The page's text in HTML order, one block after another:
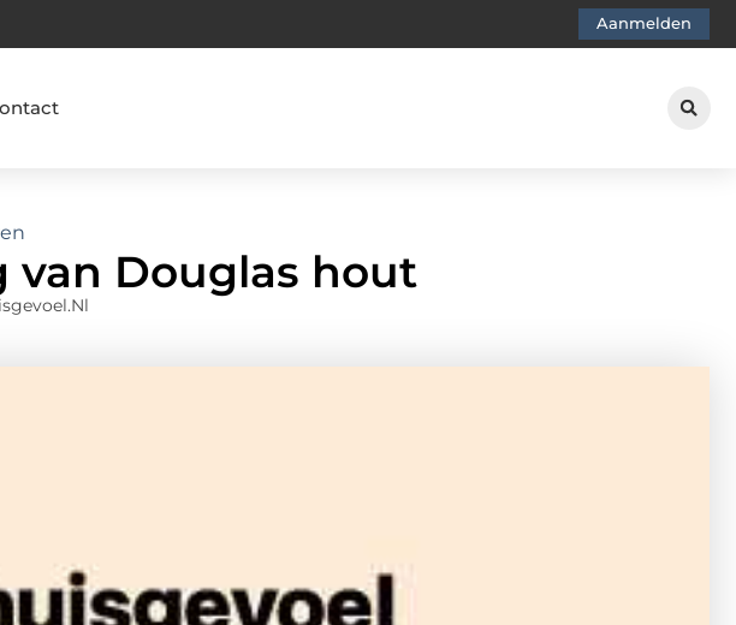
Aanmelden
van Douglas hout